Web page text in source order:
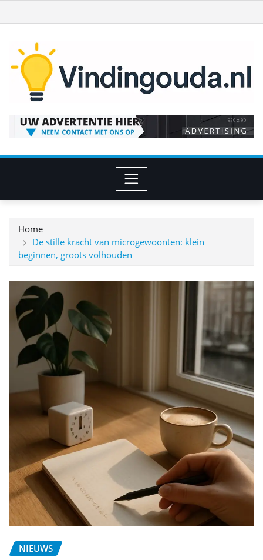
naar
inhoud
Home
De stille kracht van microgewoonten: klein
beginnen, groots volhouden
NIEUWS